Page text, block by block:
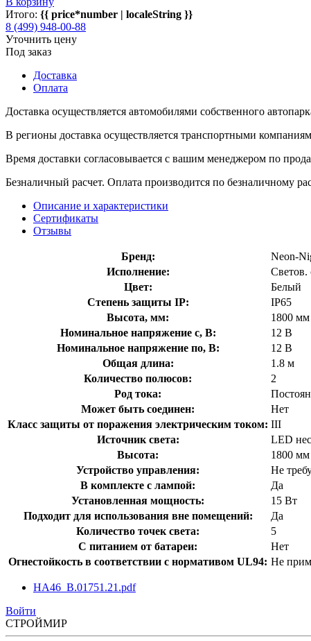
Итого: {{ price*number | localeString }}
8 (499) 948-00-88
Уточнить цену
Под заказ
Доставка
Оплата
Доставка осуществляется автомобилями собственного
В регионы доставка осуществляется транспортными
Время доставки согласовывается с вашим менеджером по
Безналичный расчет. Оплата производится по безналичному
Описание и характеристики
Сертификаты
Отзывы
Бренд:
Neon-
Исполнение:
Светов.
Цвет:
Белый
Степень защиты IP:
IP65
Высота, мм:
1800 мм
Номинальное напряжение с, В:
12 В
Номинальное напряжение по, В:
12 В
Общая длина:
1.8 м
Количество полюсов:
2
Род тока:
Может быть соединен:
Нет
Класс защиты от поражения электрическим током: III
Источник света:
LED
Высота:
1800 мм
Устройство управления:
Не
В комплекте с лампой:
Да
Установленная мощность:
15 Вт
Подходит для использования вне помещений:
Да
Количество точек света:
5
С питанием от батареи:
Нет
Огнестойкость в соответствии с нормативом UL94: Не
HA46_B.01751.21.pdf
Войти
СТРОЙМИР